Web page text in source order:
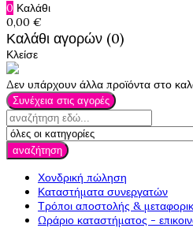
0 Καλάθι
0,00 €
Καλάθι αγορών (0)
Κλείσε
Δεν υπάρχουν άλλα προϊόντα στο
Συνέχεια στις αγορές
αναζήτηση
Χονδρική πώληση
Καταστήματα συνεργατών
Τρόποι αποστολής &
Ωράριο καταστήματος -